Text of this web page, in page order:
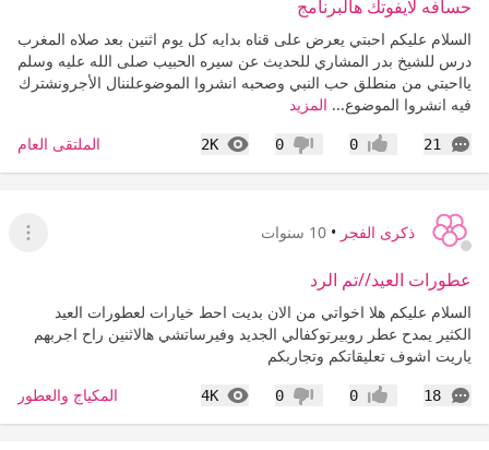
حسافه لايفوتك هالبرنامج
السلام عليكم احبتي يعرض على قناه بدايه كل يوم اثنين بعد صلاه المغرب
درس للشيخ بدر المشاري للحديث عن سيره الحبيب صلى الله عليه وسلم
يااحبتي من منطلق حب النبي وصحبه انشروا الموضوعلننال الأجرونشترك
فيه انشروا الموضوع... المزيد
21
التعليقات إعجاب0 عدم إعجاب
0
2K
المشاهدات الملتقى العام
ذكرى الفجر • 10 سنوات
عرض
عطورات العيد//تم الرد
السلام عليكم هلا اخواتي من الان بديت احط خيارات لعطورات العيد
الكثير يمدح عطر روبيرتوكفالي الجديد وفيرساتشي هالاثنين راح اجربهم
ياريت اشوف تعليقاتكم وتجاربكم
18
التعليقات إعجاب0 عدم إعجاب
0
4K
المشاهدات المكياج والعطور